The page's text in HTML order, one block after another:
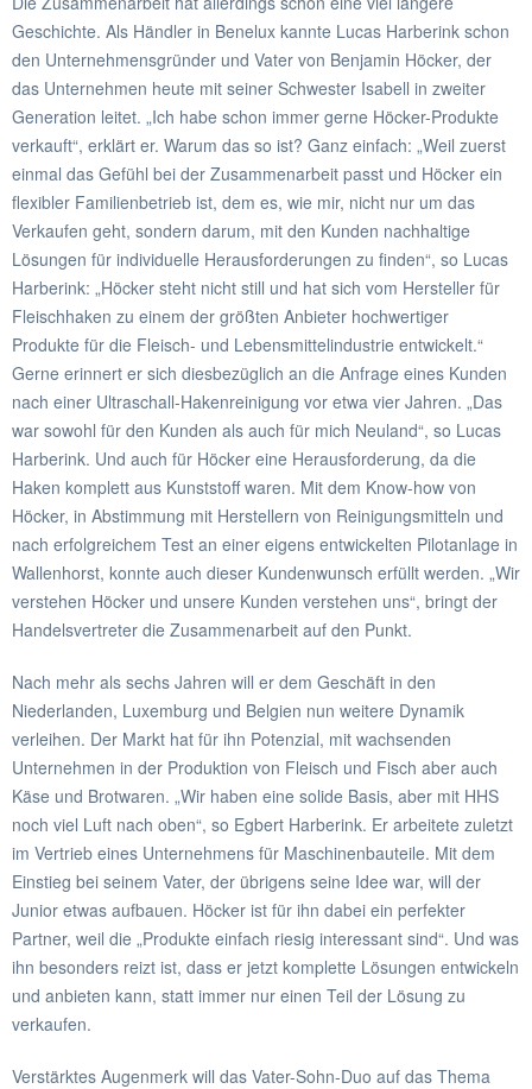
Geschichte. Als Händler in Benelux kannte Lucas Harberink schon
den Unternehmensgründer und Vater von Benjamin Höcker, der
das Unternehmen heute mit seiner Schwester Isabell in zweiter
Generation leitet. „Ich habe schon immer gerne Höcker-Produkte
verkauft“, erklärt er. Warum das so ist? Ganz einfach: „Weil zuerst
einmal das Gefühl bei der Zusammenarbeit passt und Höcker ein
flexibler Familienbetrieb ist, dem es, wie mir, nicht nur um das
Verkaufen geht, sondern darum, mit den Kunden nachhaltige
Lösungen für individuelle Herausforderungen zu finden“, so Lucas
Harberink: „Höcker steht nicht still und hat sich vom Hersteller für
Fleischhaken zu einem der größten Anbieter hochwertiger
Produkte für die Fleisch- und Lebensmittelindustrie entwickelt.“
Gerne erinnert er sich diesbezüglich an die Anfrage eines Kunden
nach einer Ultraschall-Hakenreinigung vor etwa vier Jahren. „Das
war sowohl für den Kunden als auch für mich Neuland“, so Lucas
Harberink. Und auch für Höcker eine Herausforderung, da die
Haken komplett aus Kunststoff waren. Mit dem Know-how von
Höcker, in Abstimmung mit Herstellern von Reinigungsmitteln und
nach erfolgreichem Test an einer eigens entwickelten Pilotanlage in
Wallenhorst, konnte auch dieser Kundenwunsch erfüllt werden. „Wir
verstehen Höcker und unsere Kunden verstehen uns“, bringt der
Handelsvertreter die Zusammenarbeit auf den Punkt.
Nach mehr als sechs Jahren will er dem Geschäft in den
Niederlanden, Luxemburg und Belgien nun weitere Dynamik
verleihen. Der Markt hat für ihn Potenzial, mit wachsenden
Unternehmen in der Produktion von Fleisch und Fisch aber auch
Käse und Brotwaren. „Wir haben eine solide Basis, aber mit HHS
noch viel Luft nach oben“, so Egbert Harberink. Er arbeitete zuletzt
im Vertrieb eines Unternehmens für Maschinenbauteile. Mit dem
Einstieg bei seinem Vater, der übrigens seine Idee war, will der
Junior etwas aufbauen. Höcker ist für ihn dabei ein perfekter
Partner, weil die „Produkte einfach riesig interessant sind“. Und was
ihn besonders reizt ist, dass er jetzt komplette Lösungen entwickeln
und anbieten kann, statt immer nur einen Teil der Lösung zu
verkaufen.
Verstärktes Augenmerk will das Vater-Sohn-Duo auf das Thema